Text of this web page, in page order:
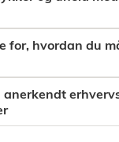
for, hvordan du
anerkendt